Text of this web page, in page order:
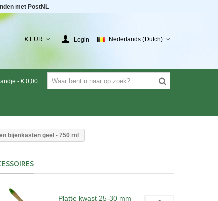
met PostNL
€ EUR Login Nederlands (Dutch)
- € 0,00
bijenkasten geel - 750 ml
Platte kwast 25-30 mm